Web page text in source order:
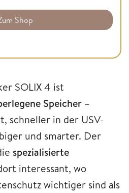
Shop
SOLIX 4 ist
Speicher –
schneller in der USV-
und smarter. Der
spezialisierte
interessant, wo
wichtiger sind als